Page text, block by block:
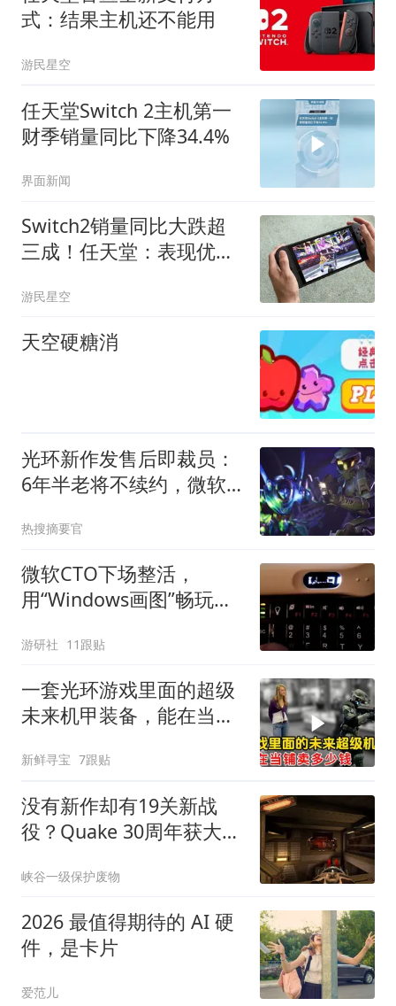
式：结果主机还不能用
游民星空
任天堂Switch 2主机第一
财季销量同比下降34.4%
界面新闻
Switch2销量同比大跌超
三成！任天堂：表现优于
游民星空
天空硬糖消
光环新作发售后即裁员：
6年半老将不续约，微软
热搜摘要官
微软CTO下场整活，
用“Windows画图”畅玩
游研社 11跟贴
一套光环游戏里面的超级
未来机甲装备，能在当铺
新鲜寻宝 7跟贴
没有新作却有19关新战
役？Quake 30周年获大幅
峡谷一级保护废物
2026 最值得期待的 AI 硬
件，是卡片
爱范儿